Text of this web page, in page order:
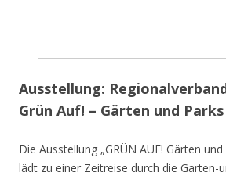
Ausstellung:
Grün Auf! – Gärten und
Die Ausstellung „GRÜN AUF! Gärten
lädt zu einer Zeitreise durch die Garten-